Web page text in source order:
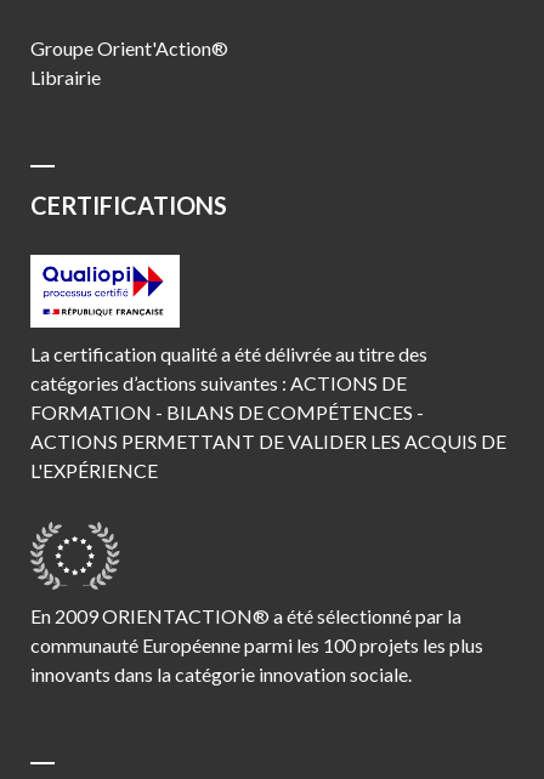
Groupe Orient'Action®
Librairie
CERTIFICATIONS
La certification qualité a été délivrée au titre des
catégories d’actions suivantes : ACTIONS DE
FORMATION - BILANS DE COMPÉTENCES -
ACTIONS PERMETTANT DE VALIDER LES ACQUIS DE
L'EXPÉRIENCE
En 2009 ORIENTACTION® a été sélectionné par la
communauté Européenne parmi les 100 projets les plus
innovants dans la catégorie innovation sociale.